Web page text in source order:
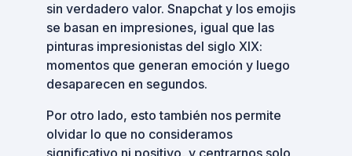
sin verdadero valor. Snapchat y los emojis
se basan en impresiones, igual que las
pinturas impresionistas del siglo XIX:
momentos que generan emoción y luego
desaparecen en segundos.
Por otro lado, esto también nos permite
olvidar lo que no consideramos
significativo ni positivo, y centrarnos solo